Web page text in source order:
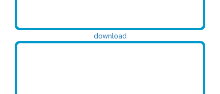
download